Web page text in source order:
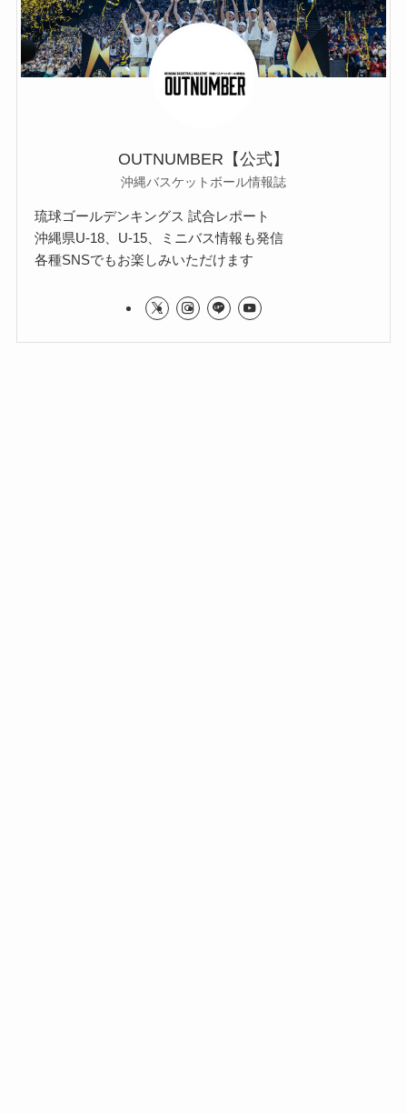
OUTNUMBER【公式】
沖縄バスケットボール情報誌
琉球ゴールデンキングス 試合レポート
沖縄県U-18、U-15、ミニバス情報も発信
各種SNSでもお楽しみいただけます